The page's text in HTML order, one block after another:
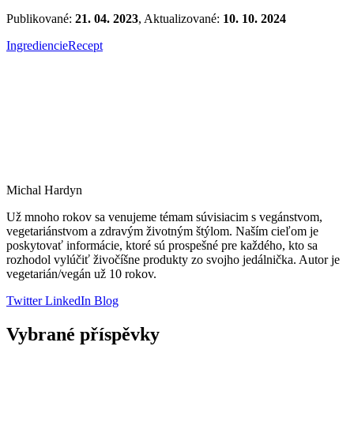
Publikované: 21. 04. 2023, Aktualizované: 10. 10. 2024
IngrediencieRecept
Michal Hardyn
Už mnoho rokov sa venujeme témam súvisiacim s vegánstvom,
vegetariánstvom a zdravým životným štýlom. Naším cieľom je
poskytovať informácie, ktoré sú prospešné pre každého, kto sa
rozhodol vylúčiť živočíšne produkty zo svojho jedálnička. Autor je
vegetarián/vegán už 10 rokov.
TwitterLinkedIn Blog
Vybrané příspěvky